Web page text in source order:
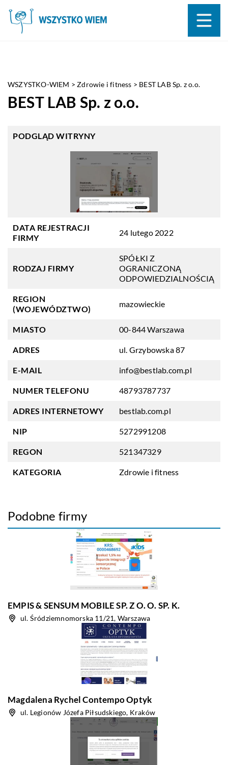
WSZYSTKO-WIEM >Zdrowie i fitness > BEST LAB Sp. z o.o.
BEST LAB Sp. z o.o.
PODGLĄD WITRYNY
DATA REJESTRACJI
FIRMY
24 lutego 2022
RODZAJ FIRMY
SPÓŁKI Z
OGRANICZONĄ
ODPOWIEDZIALNOŚCIĄ
REGION
(WOJEWÓDZTWO)
mazowieckie
MIASTO 00-844 Warszawa
ADRES ul. Grzybowska 87
E-MAIL info@bestlab.com.pl
NUMER TELEFONU 48793787737
ADRES INTERNETOWY bestlab.com.pl
NIP 5272991208
REGON 521347329
KATEGORIA Zdrowie i fitness
Podobne firmy
EMPIS & SENSUM MOBILE SP. Z O. O. SP. K.
ul. Śródziemnomorska 11/21, Warszawa
Magdalena Rychel Contempo Optyk
ul. Legionów Józefa Piłsudskiego, Kraków